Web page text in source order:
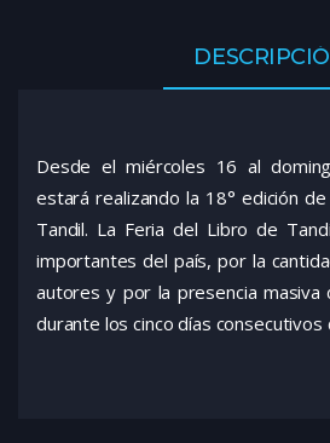
Desde el miércoles 16 al
estará realizando la 18° edición
Tandil. La Feria del Libro de
importantes del país, por la
autores y por la presencia masiva
durante los cinco días consecutivos